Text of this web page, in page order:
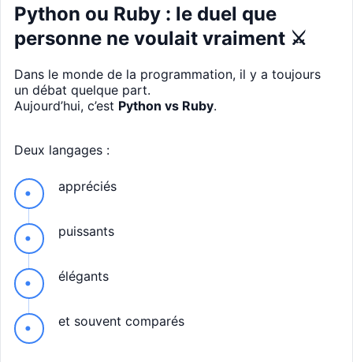
Python ou Ruby : le duel que
personne ne voulait vraiment ⚔️
Dans le monde de la programmation, il y a toujours
un débat quelque part.
Aujourd’hui, c’est Python vs Ruby.
Deux langages :
appréciés
puissants
élégants
et souvent comparés